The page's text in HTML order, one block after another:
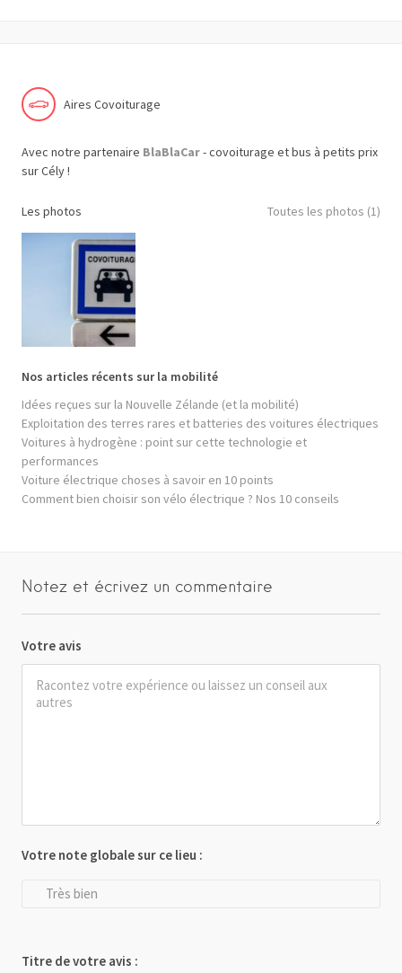
Aires Covoiturage
Avec notre partenaire BlaBlaCar- covoiturage et bus à petits prix
sur Cély !
Les photos Toutes les photos (1)
Nos articles récents sur la mobilité
Idées reçues sur la Nouvelle Zélande (et la mobilité)
Exploitation des terres rares et batteries des voitures électriques
Voitures à hydrogène : point sur cette technologie et
performances
Voiture électrique choses à savoir en 10 points
Comment bien choisir son vélo électrique ? Nos 10 conseils
Notez et écrivez un commentaire
Votre avis
Votre note globale sur ce lieu :
Très bien
Titre de votre avis :